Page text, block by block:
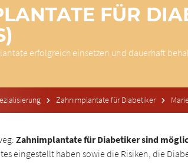
FÜR
erfolgreich einsetzen und dauerhaft
Zahnimplantate für Diabetiker
Zahnimplantate für Diabetiker sind
eingestellt haben sowie die Risiken, die